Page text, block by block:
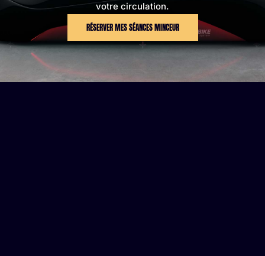
votre circulation.
RÉSERVER MES SÉANCES MINCEUR